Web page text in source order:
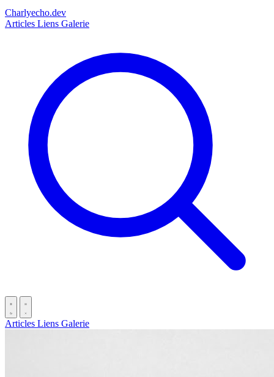
Charlyecho.dev
Articles Liens Galerie
Articles Liens Galerie